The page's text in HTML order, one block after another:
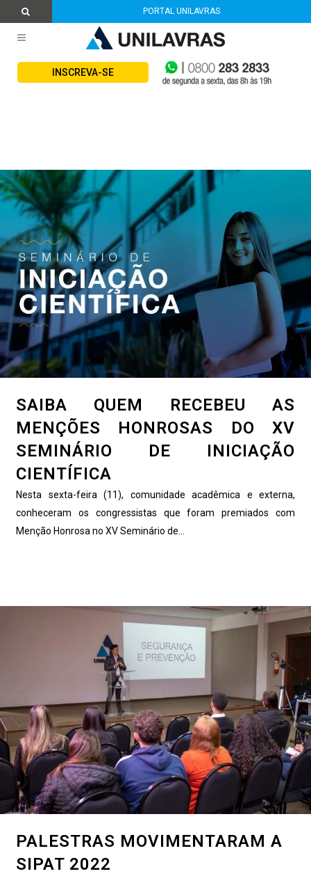
PORTAL UNILAVRAS
INSCREVA-SE
SAIBA QUEM RECEBEU AS
MENÇÕES HONROSAS DO XV
SEMINÁRIO DE INICIAÇÃO
CIENTÍFICA
Nesta sexta-feira (11), comunidade acadêmica e externa,
conheceram os congressistas que foram premiados com
Menção Honrosa no XV Seminário de...
PALESTRAS MOVIMENTARAM A
SIPAT 2022